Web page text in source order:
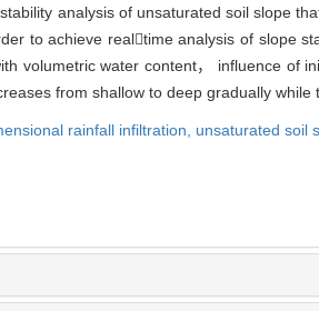
analysis of unsaturated soil slope
to achieve realtime analysis of slope
volumetric water content， influence of
from shallow to deep gradually
rainfall infiltration, unsaturated soil